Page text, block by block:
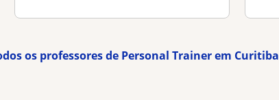
os professores de Personal Trainer em Curitiba